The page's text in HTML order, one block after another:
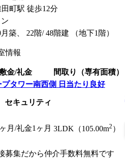
町駅 徒歩12分
築、 22階/ 48階建 （地下1階）
情報
敷金/礼金
間取り（専有面積）
タワー南西側 日当たり良好
セキュリティ
月/礼金1ヶ月 3LDK（105.00m2 ）
募集だから仲介手数料無料です